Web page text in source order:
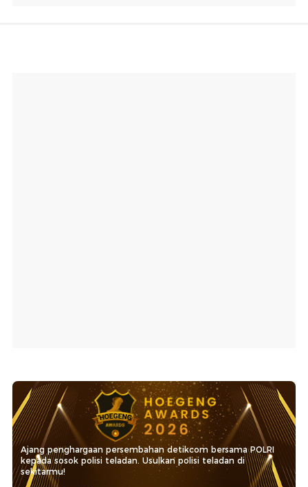
Ajang penghargaan persembahan detikcom bersama POLRI
kepada sosok polisi teladan. Usulkan polisi teladan di
sekitarmu!